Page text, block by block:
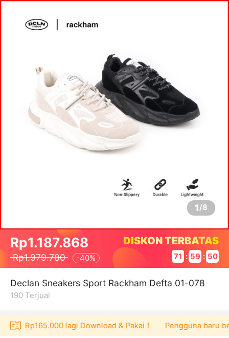
1/8
Rp1.187.868
Rp1.979.780 -40%
DISKON TERBATAS
71 : 59 : 50
Declan Sneakers Sport Rackham Defta 01-078
190 Terjual
Rp165.000 lagi Download & Pakai！ Pengguna baru